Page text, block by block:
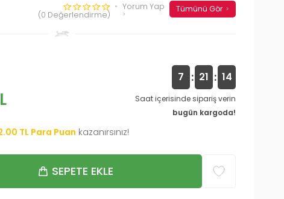
(0 Değerlendirme)
Yorum Yap Tümünü Gör
7 : 21 : 13
Saat içerisinde sipariş verin
bugün kargoda!
TL Para Puan kazanırsınız!
SEPETE EKLE